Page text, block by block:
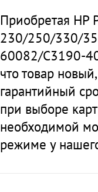
Приобретая HP
230/250/330/
60082/C3190-
что товар
гарантийный
при выборе
необходимой
режиме у